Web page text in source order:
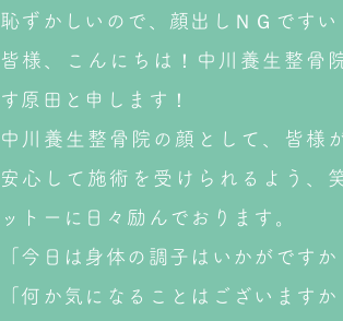
恥ずかしいので、顔出しＮＧですい
皆様、こんにちは！中川養生整骨
す原田と申します！
中川養生整骨院の顔として、皆様
安心して施術を受けられるよう、
ットーに日々励んでおります。
「今日は身体の調子はいかがですか
「何か気になることはございますか